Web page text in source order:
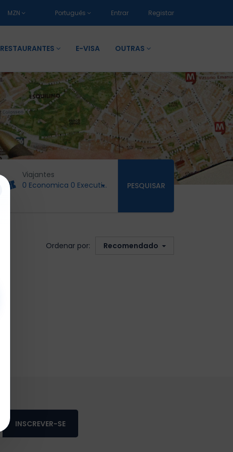
MZN Português Entrar Registar
RESTAURANTES E-VISA OUTRAS
Viajantes
0 Economica 0 Executiva 0 Primeira Classe
PESQUISAR
Ordenar por: Recomendado
INSCREVER-SE